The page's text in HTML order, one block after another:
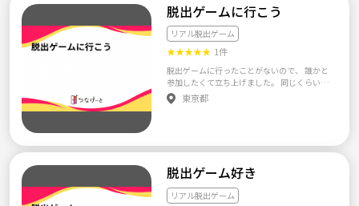
並行しての運用を考えておりますので ぜひご
参加を。 オープンチャット「社会人サークル
ベイス」 HTTPS://line.me/ti/g2/xI1vbruH1G
43FShOmdF4MgDOdC0R3amjQyzfLA?utm_
source=invitation&utm_medium=link_copy&
utm_campaign=default ※HTTPSは小文字に
変換してください。
不問 初めての参加の際は、自己紹介も兼ねて
近場のカフェで30分ほど会話して、しっかり
コミュニケーションをとってからゲームに挑
めるといいですね☺️ ！禁止事項！ ・人が嫌が
る言動、誹謗中傷 ・過度なナンパ ・ドタキャ
ン 謎に挑み、共に達成感や敗北感を味わいつ
つ、ワイワイ楽しく脱出ゲームしましょう！
✨
脱出ゲームに行こう
リアル脱出ゲーム
★★★★★ 1件
脱出ゲームに行ったことがないので、 誰かと
参加したくて立ち上げました。 同じくらいの
初心者同士で、 一緒に参加しませんか？
東京都
脱出ゲーム好き
リアル脱出ゲーム